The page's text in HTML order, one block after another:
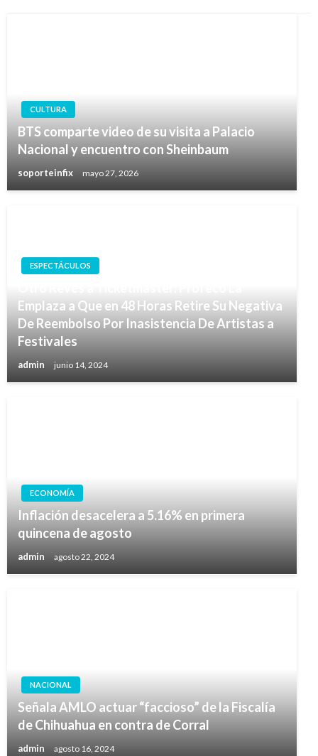
CULTURA
BTS comparte video de su visita a Palacio
Nacional y encuentro con Sheinbaum
soporteinfix mayo 27, 2026
ESPECTÁCULOS
Emplaza a Que en 48 Horas Retire Su Negativa
De Reembolso Por Inasistencia De Artistas a
Festivales
admin junio 14, 2024
ECONOMÍA
Inflación desacelera a 5.16% en primera
quincena de agosto
admin agosto 22, 2024
NACIONAL
Señala AMLO actuar “faccioso” de la Fiscalía
de Chihuahua en contra de Corral
admin agosto 16, 2024